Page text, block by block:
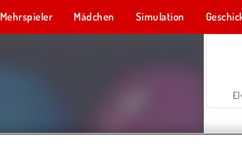
Mehrspieler Mädchen Simulation